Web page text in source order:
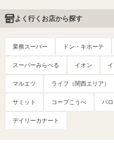
よく行くお店から探す
業務スーパー ドン・キホーテ
スーパーみらべる イオン
マルエツ ライフ（関西エリア）
サミット コープこうべ バ
デイリーカナート